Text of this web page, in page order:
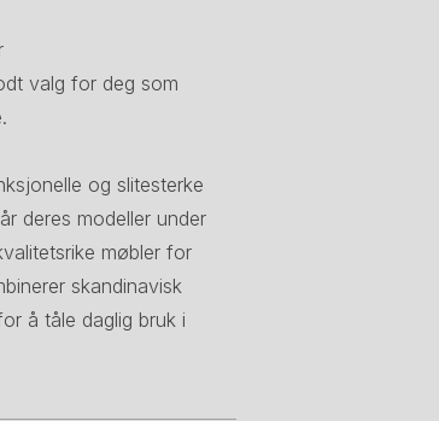
valg for deg som
og slitesterke
deres modeller under
møbler for
skandinavisk
å tåle daglig bruk i